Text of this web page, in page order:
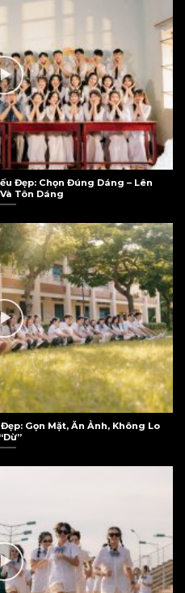
Đẹp: Chọn Đúng Dáng – Lên
Tôn Dáng
Gọn Mặt, Ăn Ảnh, Không Lo